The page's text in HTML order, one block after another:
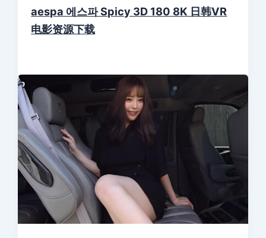
aespa 에스파 Spicy 3D 180 8K 日韩VR
电影资源下载